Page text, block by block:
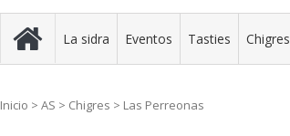
La sidra Eventos Tasties Chigres
Inicio > AS > Chigres > Las Perreonas